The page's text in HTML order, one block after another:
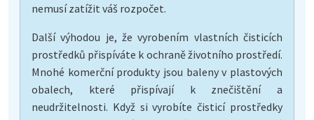
nemusí zatížit váš rozpočet.
Další výhodou je, že vyrobením vlastních čisticích
prostředků přispíváte k ochraně životního prostředí.
Mnohé komerční produkty jsou baleny v plastových
obalech, které přispívají k znečištění a
neudržitelnosti. Když si vyrobíte čisticí prostředky